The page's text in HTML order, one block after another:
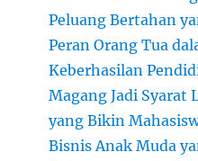
Peluang Bertahan
Peran Orang Tua
Keberhasilan
Magang Jadi Syarat
yang Bikin
Bisnis Anak Muda